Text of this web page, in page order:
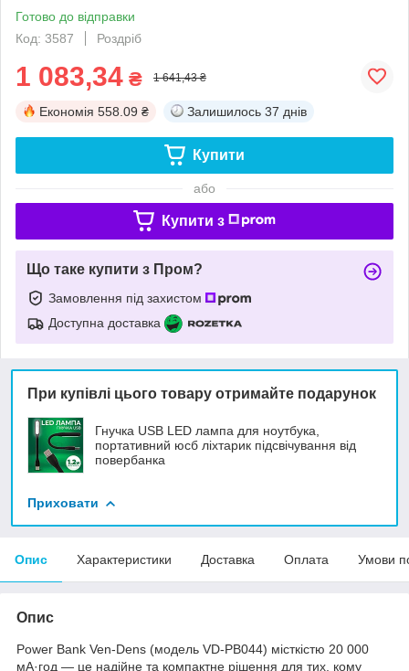
Готово до відправки
Код: 3587
Роздріб
1 083,34 ₴ 1 641,43 ₴
Економія 558.09 ₴ Залишилось 37 днів
Купити
або
Купити з
Що таке купити з Пром?
Замовлення під захистом
Доступна доставка
При купівлі цього товару отримайте подарунок
Гнучка USB LED лампа для ноутбука,
портативний юсб ліхтарик підсвічування від
повербанка
Приховати
Опис Характеристики Доставка Оплата Умови
Опис
Power Bank Ven-Dens (модель VD-PB044) місткістю 20 000
мА·год — це надійне та компактне рішення для тих, кому